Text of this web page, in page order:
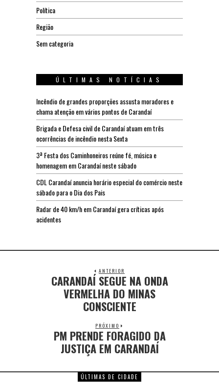
Política
Região
Sem categoria
ÚLTIMAS NOTÍCIAS
Incêndio de grandes proporções assusta moradores e
chama atenção em vários pontos de Carandaí
Brigada e Defesa civil de Carandaí atuam em três
ocorrências de incêndio nesta Sexta
3ª Festa dos Caminhoneiros reúne fé, música e
homenagem em Carandaí neste sábado
CDL Carandaí anuncia horário especial do comércio neste
sábado para o Dia dos Pais
Radar de 40 km/h em Carandaí gera críticas após
acidentes
ANTERIOR
CARANDAÍ SEGUE NA ONDA
VERMELHA DO MINAS
CONSCIENTE
PRÓXIMO
PM PRENDE FORAGIDO DA
JUSTIÇA EM CARANDAÍ
ÚLTIMAS DE CIDADE